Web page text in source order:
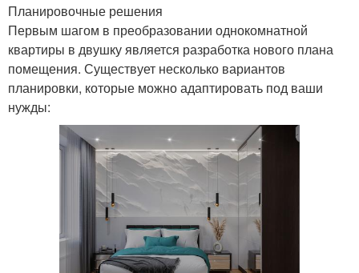
Планировочные решения
Первым шагом в преобразовании однокомнатной
квартиры в двушку является разработка нового плана
помещения. Существует несколько вариантов
планировки, которые можно адаптировать под ваши
нужды: